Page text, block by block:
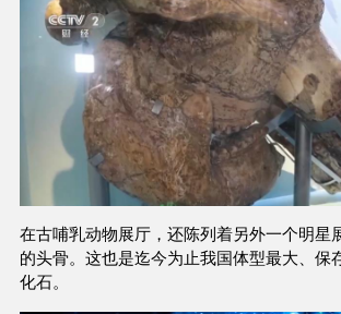
在古哺乳动物展厅，还陈列着另外一个明
的头骨。这也是迄今为止我国体型最大、保
化石。